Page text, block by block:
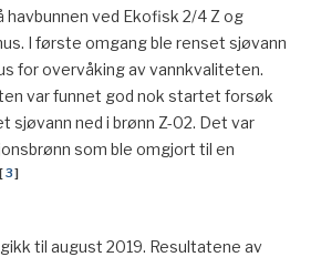
ved Ekofisk 2/4 Z og
I første omgang ble renset sjøvann
for overvåking av vannkvaliteten.
var funnet god nok startet forsøk
sjøvann ned i brønn Z-02. Det var
som ble omgjort til en
[3]
til august 2019. Resultatene av